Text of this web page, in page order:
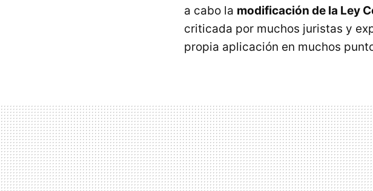
a cabo la modificación de la Ley
criticada por muchos juristas y
propia aplicación en muchos